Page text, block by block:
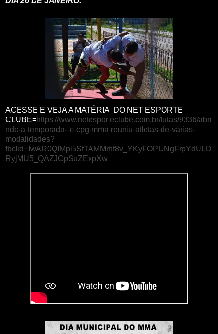
ACESSE E VEJA A MATÉRIA DO NET ESPORTE
CLUBE=https://www.netesporteclube.com.br/lutas/9336/abri
ndo-a-temporada--o-cpg-mma-reuniu-atletas-de-varias-
modalidades?
fbclid=IwAR0QIMpi5SfTAMMrhf8v_YKyFOPUNgFrpYdULD
RyjMU5_QAZJCpSuZExpXw